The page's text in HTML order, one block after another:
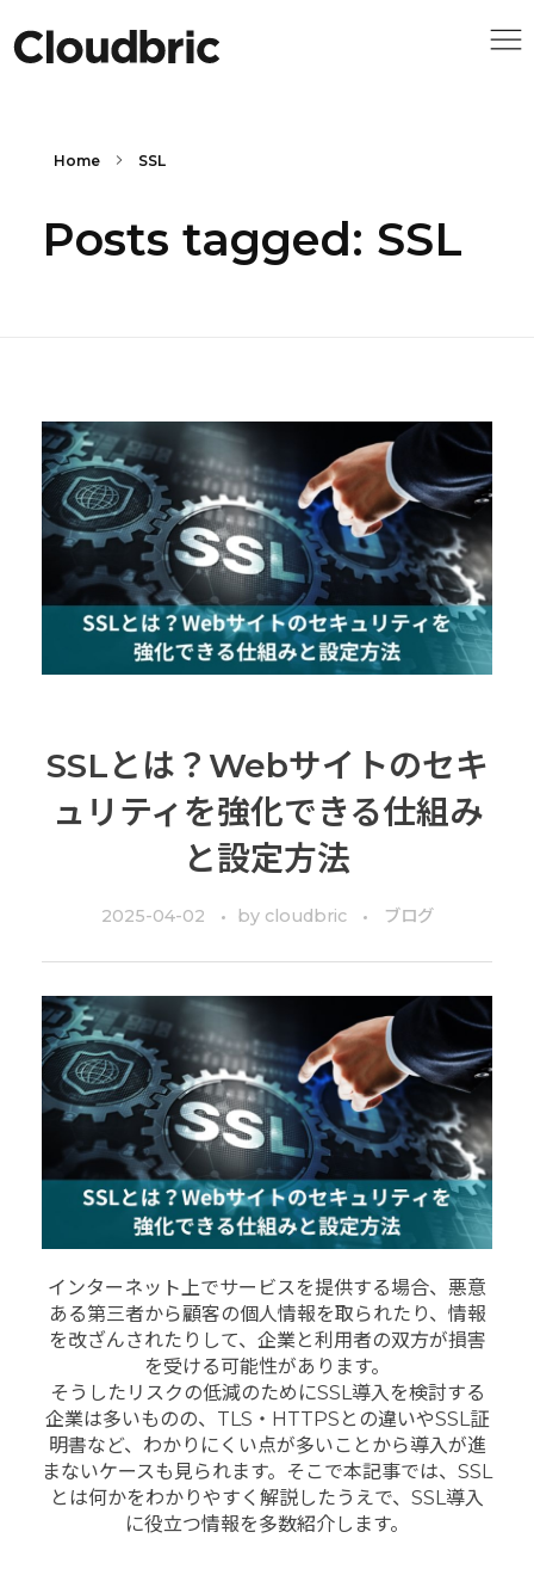
Home SSL
Posts tagged: SSL
SSLとは？Webサイトのセキ
ュリティを強化できる仕組み
と設定方法
2025-04-02 by cloudbric ブログ
インターネット上でサービスを提供する場合、悪意
ある第三者から顧客の個人情報を取られたり、情報
を改ざんされたりして、企業と利用者の双方が損害
を受ける可能性があります。
そうしたリスクの低減のためにSSL導入を検討する
企業は多いものの、TLS・HTTPSとの違いやSSL証
明書など、わかりにくい点が多いことから導入が進
まないケースも見られます。そこで本記事では、SSL
とは何かをわかりやすく解説したうえで、SSL導入
に役立つ情報を多数紹介します。